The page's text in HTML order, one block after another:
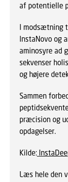
af potentielle
I modsætning
InstaNovo og
aminosyre ad
sekvenser
og højere
Sammen
præcision og
opdagelser.
Kilde:
Læs hele den